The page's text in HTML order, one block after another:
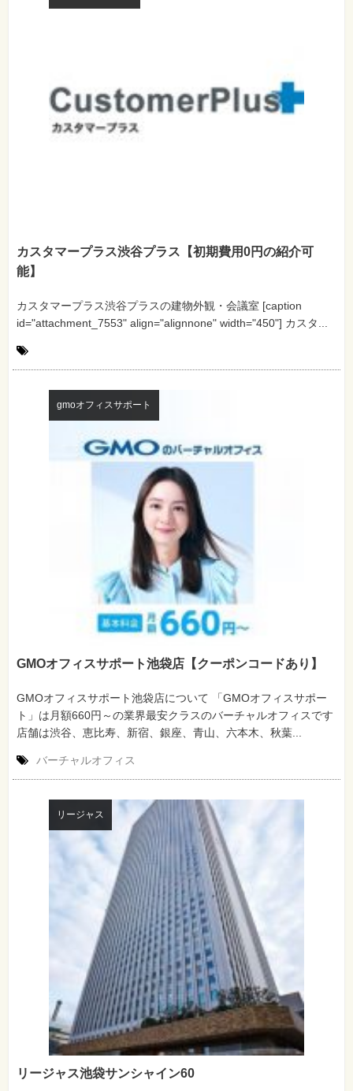
カスタマープラス渋谷プラス【初期費用0円の紹介可
能】
カスタマープラス渋谷プラスの建物外観・会議室 [caption
id="attachment_7553" align="alignnone" width="450"] カスタ...
gmoオフィスサポート
GMOオフィスサポート池袋店【クーポンコードあり】
GMOオフィスサポート池袋店について 「GMOオフィスサポー
ト」は月額660円～の業界最安クラスのバーチャルオフィスです
店舗は渋谷、恵比寿、新宿、銀座、青山、六本木、秋葉...
バーチャルオフィス
リージャス
リージャス池袋サンシャイン60